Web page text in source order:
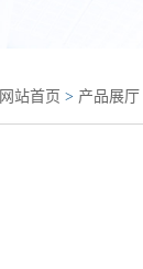
网站首页 > 产品展厅